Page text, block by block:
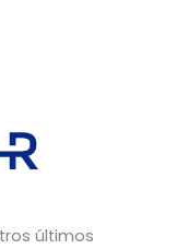
últimos